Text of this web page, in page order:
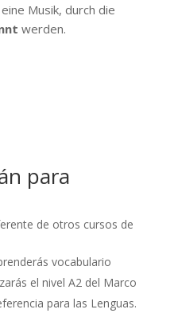
Musik, durch die
werden.
para
de otros cursos de
vocabulario
el nivel A2 del Marco
para las Lenguas.